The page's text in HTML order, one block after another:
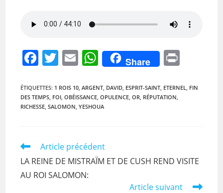
F
c
e
o
k
T
itt
er
E
ai
l
W
h
at
s
p
Share
t
ÉTIQUETTES: 1 ROIS 10 ARGENT DAVID ESPRIT-SAINT ETERNEL
FIN
DES TEMPS FOI OBÉISSANCE OPULENCE OR RÉPUTATION
RICHESSE SALOMON YESHOUA
Read
articles
Article précédent
LA REINE DE MISTRAÏM ET DE CUSH REND VISITE
AU ROI SALOMON:
Article suivant